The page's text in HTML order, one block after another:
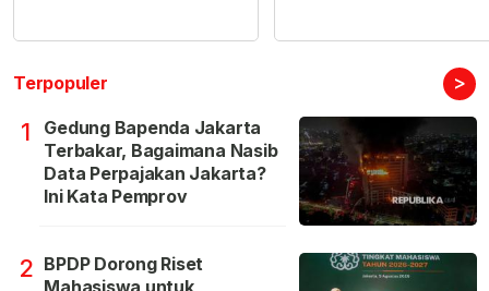
Terpopuler >
1
Gedung Bapenda Jakarta
Terbakar, Bagaimana Nasib
Data Perpajakan Jakarta?
Ini Kata Pemprov
2 BPDP Dorong Riset